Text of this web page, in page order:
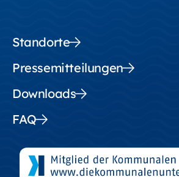
Standorte
Pressemitteilungen
Downloads
FAQ